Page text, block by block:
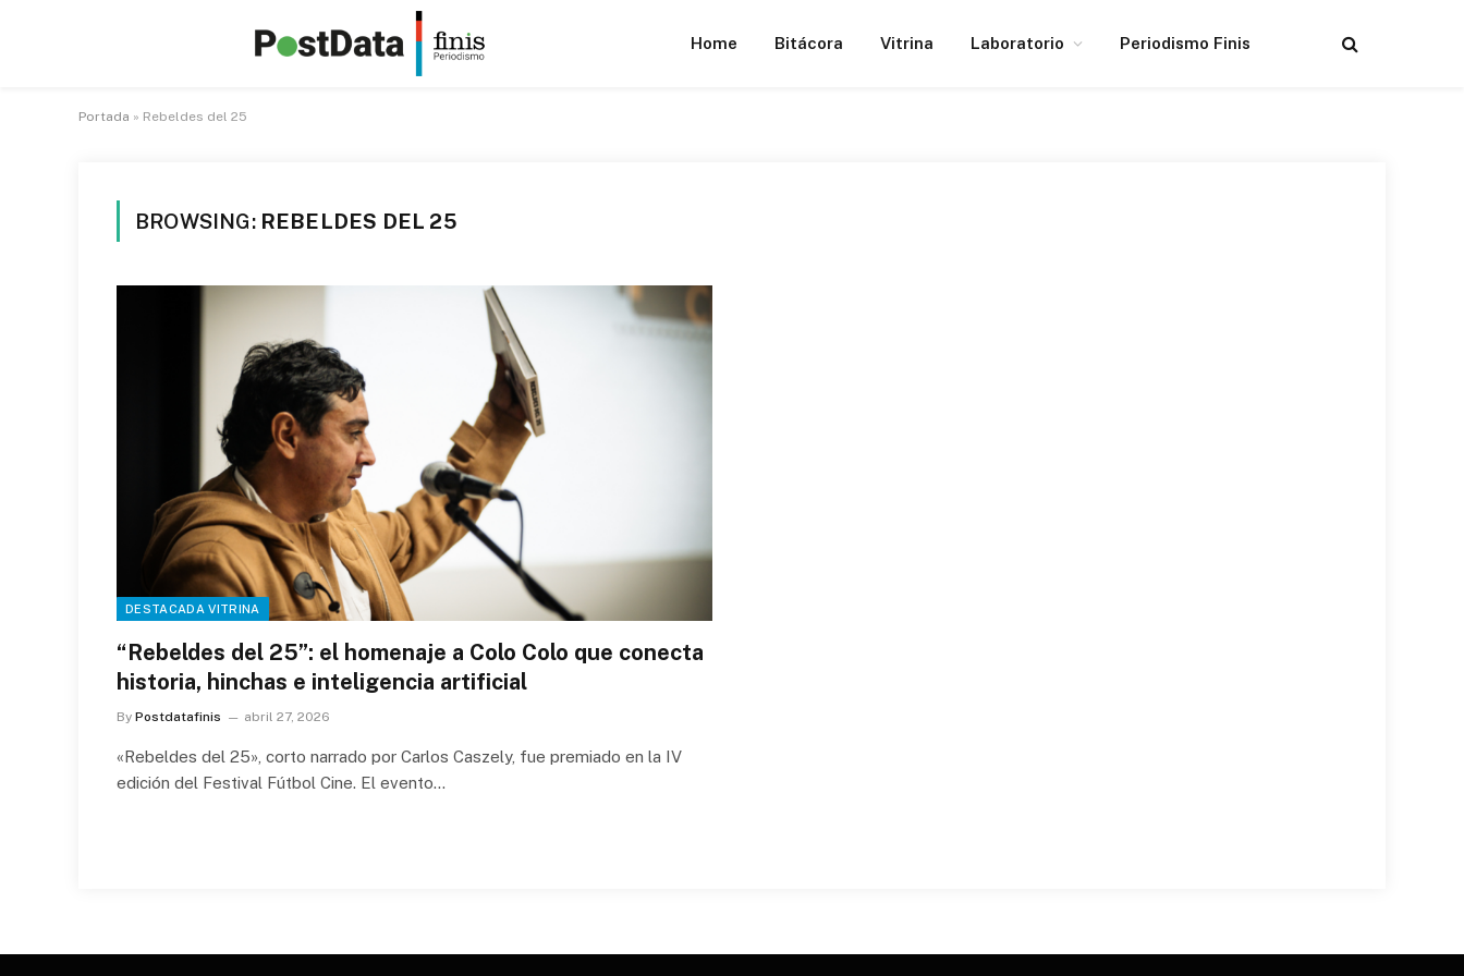
Home Bitácora Vitrina Laboratorio Periodismo Finis
Portada » Rebeldes del 25
BROWSING: REBELDES DEL 25
DESTACADA VITRINA
“Rebeldes del 25”: el homenaje a Colo Colo que conecta
historia, hinchas e inteligencia artificial
By Postdatafinis abril 27, 2026
«Rebeldes del 25», corto narrado por Carlos Caszely, fue premiado en la IV
edición del Festival Fútbol Cine. El evento…